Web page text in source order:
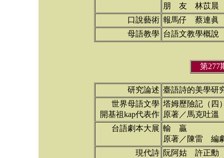
朋 友 林苡晨
口說藝術 報馬仔 蔡連眞
母語教學 台語文教學概
第277
研究論述 臺語詩的美學
世界母語文學
開基祖kap代表作
塔姆歷險記（四
原著／馬克吐
台語劇本大展 輸 贏
原著／陳雷 編
現代詩 阮阿姑 許正勳